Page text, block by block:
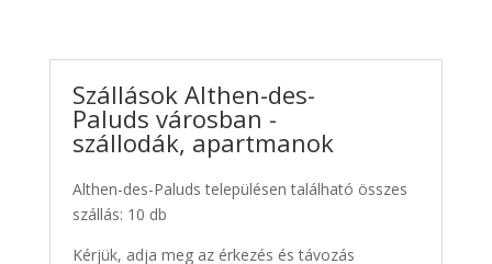
Szállások Althen-des-
Paluds városban -
szállodák, apartmanok
Althen-des-Paluds településen található összes
szállás: 10 db
Kérjük, adja meg az érkezés és távozás